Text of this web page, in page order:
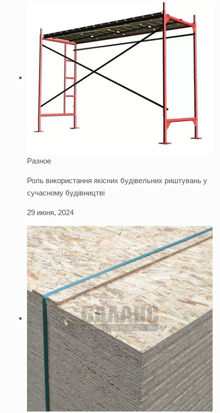
Разное
Роль використання якісних будівельних риштувань у
сучасному будівництві
29 июня, 2024